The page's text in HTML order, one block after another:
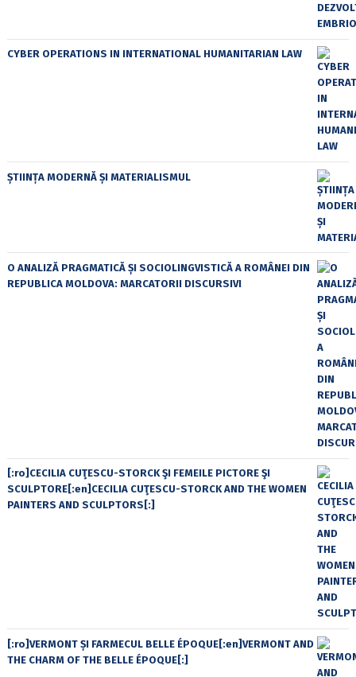
CYBER OPERATIONS IN INTERNATIONAL HUMANITARIAN LAW
ȘTIINȚA MODERNĂ ȘI MATERIALISMUL
O ANALIZĂ PRAGMATICĂ ȘI SOCIOLINGVISTICĂ A ROMÂNEI DIN
REPUBLICA MOLDOVA: MARCATORII DISCURSIVI
[:ro]CECILIA CUŢESCU-STORCK ŞI FEMEILE PICTORE ŞI
SCULPTORE[:en]CECILIA CUŢESCU-STORCK AND THE WOMEN
PAINTERS AND SCULPTORS[:]
[:ro]VERMONT ȘI FARMECUL BELLE ÉPOQUE[:en]VERMONT AND
THE CHARM OF THE BELLE ÉPOQUE[:]